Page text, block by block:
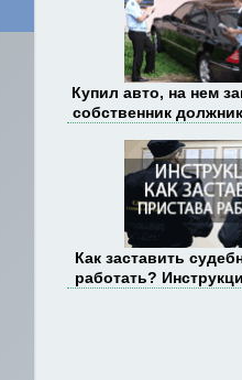
Купил авто, на нем
собственник
Как заставить
работать?